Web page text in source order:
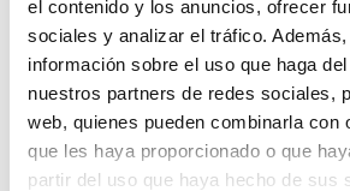
el contenido y los anuncios, ofrecer
sociales y analizar el tráfico.
información sobre el uso que haga
nuestros partners de redes sociales,
web, quienes pueden combinarla con
que les haya proporcionado o que
partir del uso que haya hecho de sus